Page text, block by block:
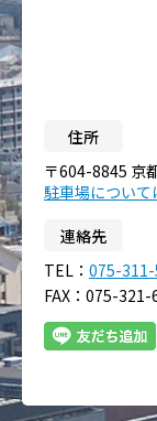
住所
〒604-8845 京
駐車場について
連絡先
TEL： 075-
FAX：075-321-